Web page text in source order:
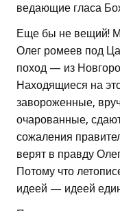
ведающие гласа
Еще бы не вещий!
Олег ромеев под
поход — из
Находящиеся на
завороженные,
очарованные,
сожаления
верят в правду
Потому что
идеей — идеей